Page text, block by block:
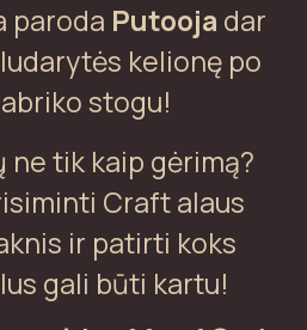
paroda Putooja dar
kelionę po
stogu!
tik kaip gėrimą?
Craft alaus
ir patirti koks
gali būti kartu!